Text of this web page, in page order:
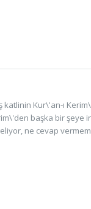
katlinin Kur\'an-ı
başka bir şeye
ne cevap